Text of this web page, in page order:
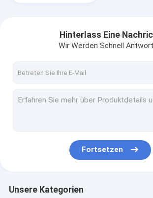
Hinterlass Eine
Wir Werden Schnell
Fortsetzen
Unsere Kategorien